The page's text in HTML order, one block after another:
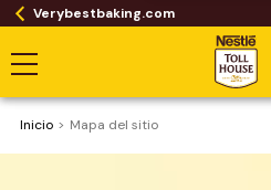
Verybestbaking.com
Inicio Mapa del sitio